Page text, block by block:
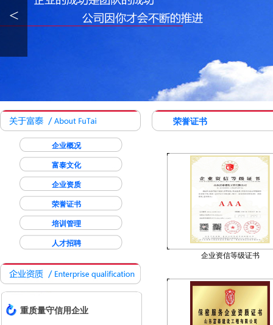
<
企业概况
富泰文化
企业资质
荣誉证书
培训管理
人才招聘
重质量守信用企业
荣誉证书
企业资信等级证书